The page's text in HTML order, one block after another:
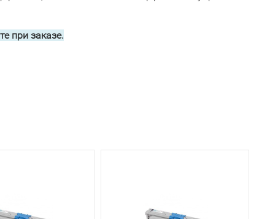
при заказе.